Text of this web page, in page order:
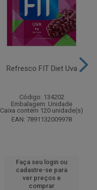
Refresco FIT Diet Uva
Código: 134202
Embalagem: Unidade
Caixa contém 120 unidade(s)
EAN: 7891132009978
Faça seu login ou
cadastre-se para
ver preços e
comprar